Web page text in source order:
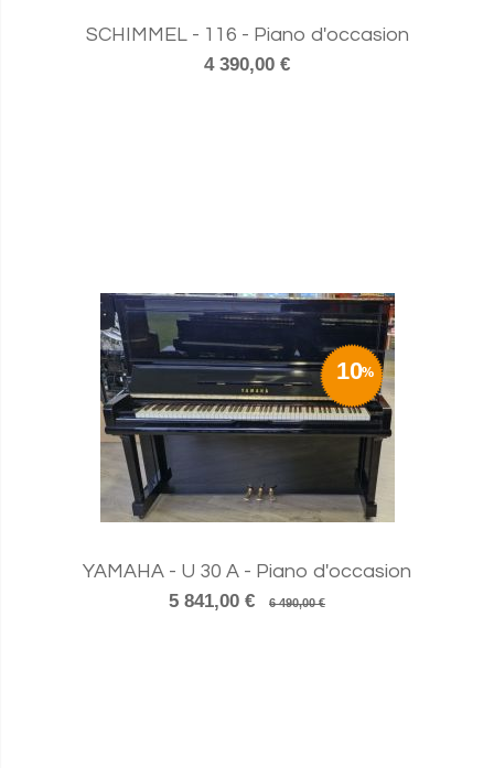
SCHIMMEL - 116 - Piano d'occasion
4 390,00 €
10
YAMAHA - U 30 A - Piano d'occasion
5 841,00 €
6 490,00 €